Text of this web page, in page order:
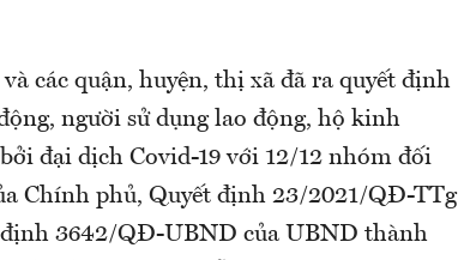
các quận, huyện, thị xã đã ra quyết định
người sử dụng lao động, hộ kinh
đại dịch Covid-19 với 12/12 nhóm đối
Chính phủ, Quyết định 23/2021/QĐ-TTg
3642/QĐ-UBND của UBND thành